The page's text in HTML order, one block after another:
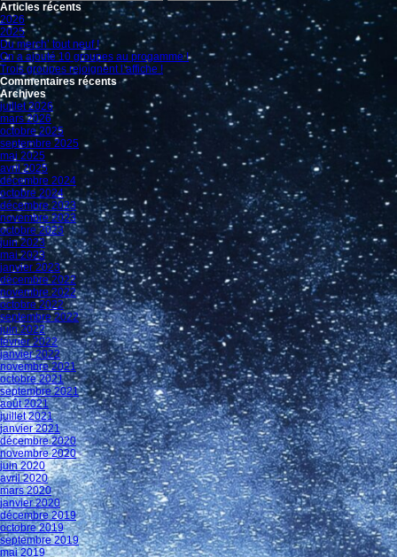
Articles récents
2026
2025
Du merch’ tout neuf !
On a ajouté 10 groupes au progamme !
Trois groupes rejoignent l’affiche !
Commentaires récents
Archives
juillet 2026
mars 2026
octobre 2025
septembre 2025
mai 2025
avril 2025
décembre 2024
octobre 2024
décembre 2023
novembre 2023
octobre 2023
juin 2023
mai 2023
janvier 2023
décembre 2022
novembre 2022
octobre 2022
septembre 2022
juin 2022
février 2022
janvier 2022
novembre 2021
octobre 2021
septembre 2021
août 2021
juillet 2021
janvier 2021
décembre 2020
novembre 2020
juin 2020
avril 2020
mars 2020
janvier 2020
décembre 2019
octobre 2019
septembre 2019
mai 2019